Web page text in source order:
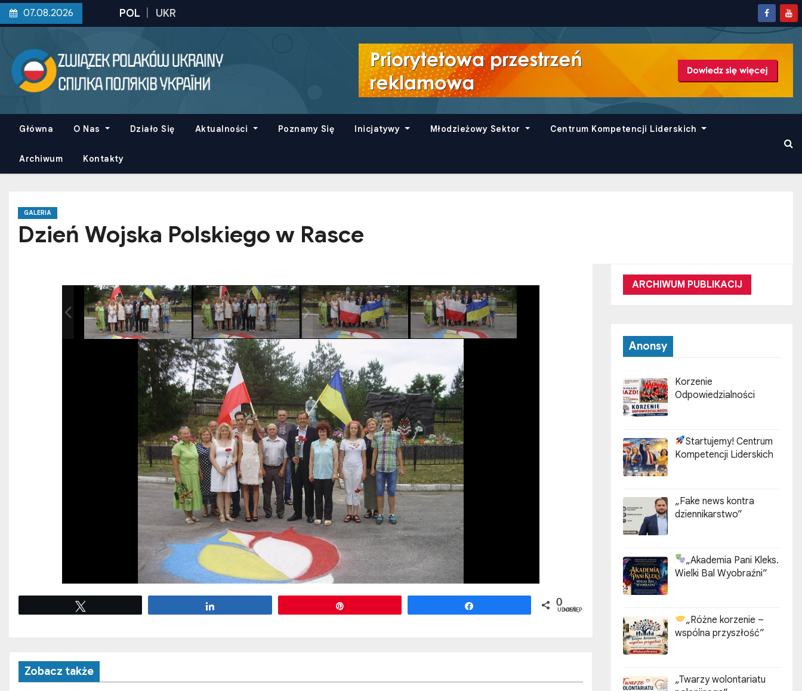
k
e
07.08.2026
Główna O Nas Działo Się Aktualności Poznamy Się Inicjatywy Młodzieżowy Sektor Centrum Kompetencji Liderskich
Archiwum Kontakty
GALERIA
Dzień Wojska Polskiego w Rasce
0
UDOSTĘPNIEŃ
Zobacz także
ARCHIWUM PUBLIKACIJ
Anonsy
Korzenie
Odpowiedzialności
Startujemy! Centrum
Kompetencji Liderskich
„Fake news kontra
dziennikarstwo”
„Akademia Pani Kleks.
Wielki Bal Wyobraźni”
„Różne korzenie –
wspólna przyszłość”
„Twarzy wolontariatu